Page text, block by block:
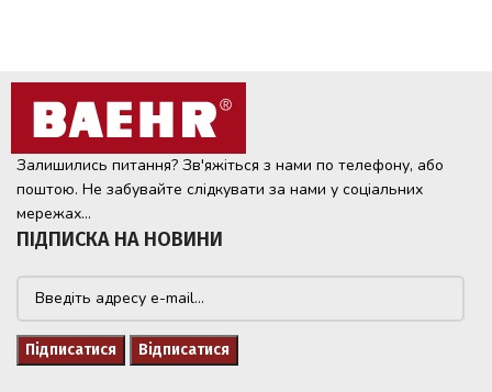
Залишились питання? Зв'яжіться з нами по телефону, або
поштою. Не забувайте слідкувати за нами у соціальних
мережах...
ПІДПИСКА НА НОВИНИ